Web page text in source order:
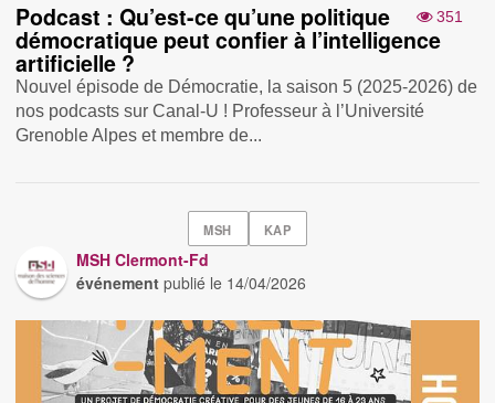
351
Podcast : Qu’est-ce qu’une politique
démocratique peut confier à l’intelligence
artificielle ?
Nouvel épisode de Démocratie, la saison 5 (2025-2026) de
nos podcasts sur Canal-U ! Professeur à l’Université
Grenoble Alpes et membre de...
MSH KAP
MSH Clermont-Fd
événement publié le 14/04/2026